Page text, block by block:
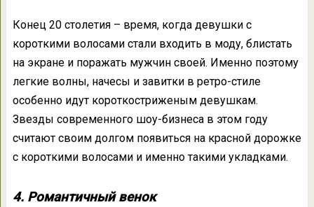
Конец 20 столетия – время, когда девушки с
короткими волосами стали входить в моду, блистать
на экране и поражать мужчин своей. Именно поэтому
легкие волны, начесы и завитки в ретро-стиле
особенно идут короткостриженым девушкам.
Звезды современного шоу-бизнеса в этом году
считают своим долгом появиться на красной дорожке
с короткими волосами и именно такими укладками.
4. Романтичный венок